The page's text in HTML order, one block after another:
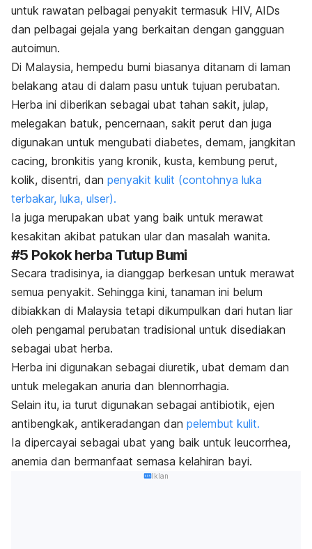
untuk rawatan pelbagai penyakit termasuk HIV, AIDs
dan pelbagai gejala yang berkaitan dengan gangguan
autoimun.
Di Malaysia, hempedu bumi biasanya ditanam di laman
belakang atau di dalam pasu untuk tujuan perubatan.
Herba ini diberikan sebagai ubat tahan sakit, julap,
melegakan batuk, pencernaan, sakit perut dan juga
digunakan untuk mengubati diabetes, demam, jangkitan
cacing, bronkitis yang kronik, kusta, kembung perut,
kolik, disentri, dan penyakit kulit (contohnya luka
terbakar, luka, ulser).
Ia juga merupakan ubat yang baik untuk merawat
kesakitan akibat patukan ular dan masalah wanita.
#5 Pokok herba Tutup Bumi
Secara tradisinya, ia dianggap berkesan untuk merawat
semua penyakit. Sehingga kini, tanaman ini belum
dibiakkan di Malaysia tetapi dikumpulkan dari hutan liar
oleh pengamal perubatan tradisional untuk disediakan
sebagai ubat herba.
Herba ini digunakan sebagai diuretik, ubat demam dan
untuk melegakan anuria dan blennorrhagia.
Selain itu, ia turut digunakan sebagai antibiotik, ejen
antibengkak, antikeradangan dan pelembut kulit.
Ia dipercayai sebagai ubat yang baik untuk leucorrhea,
anemia dan bermanfaat semasa kelahiran bayi.
Iklan